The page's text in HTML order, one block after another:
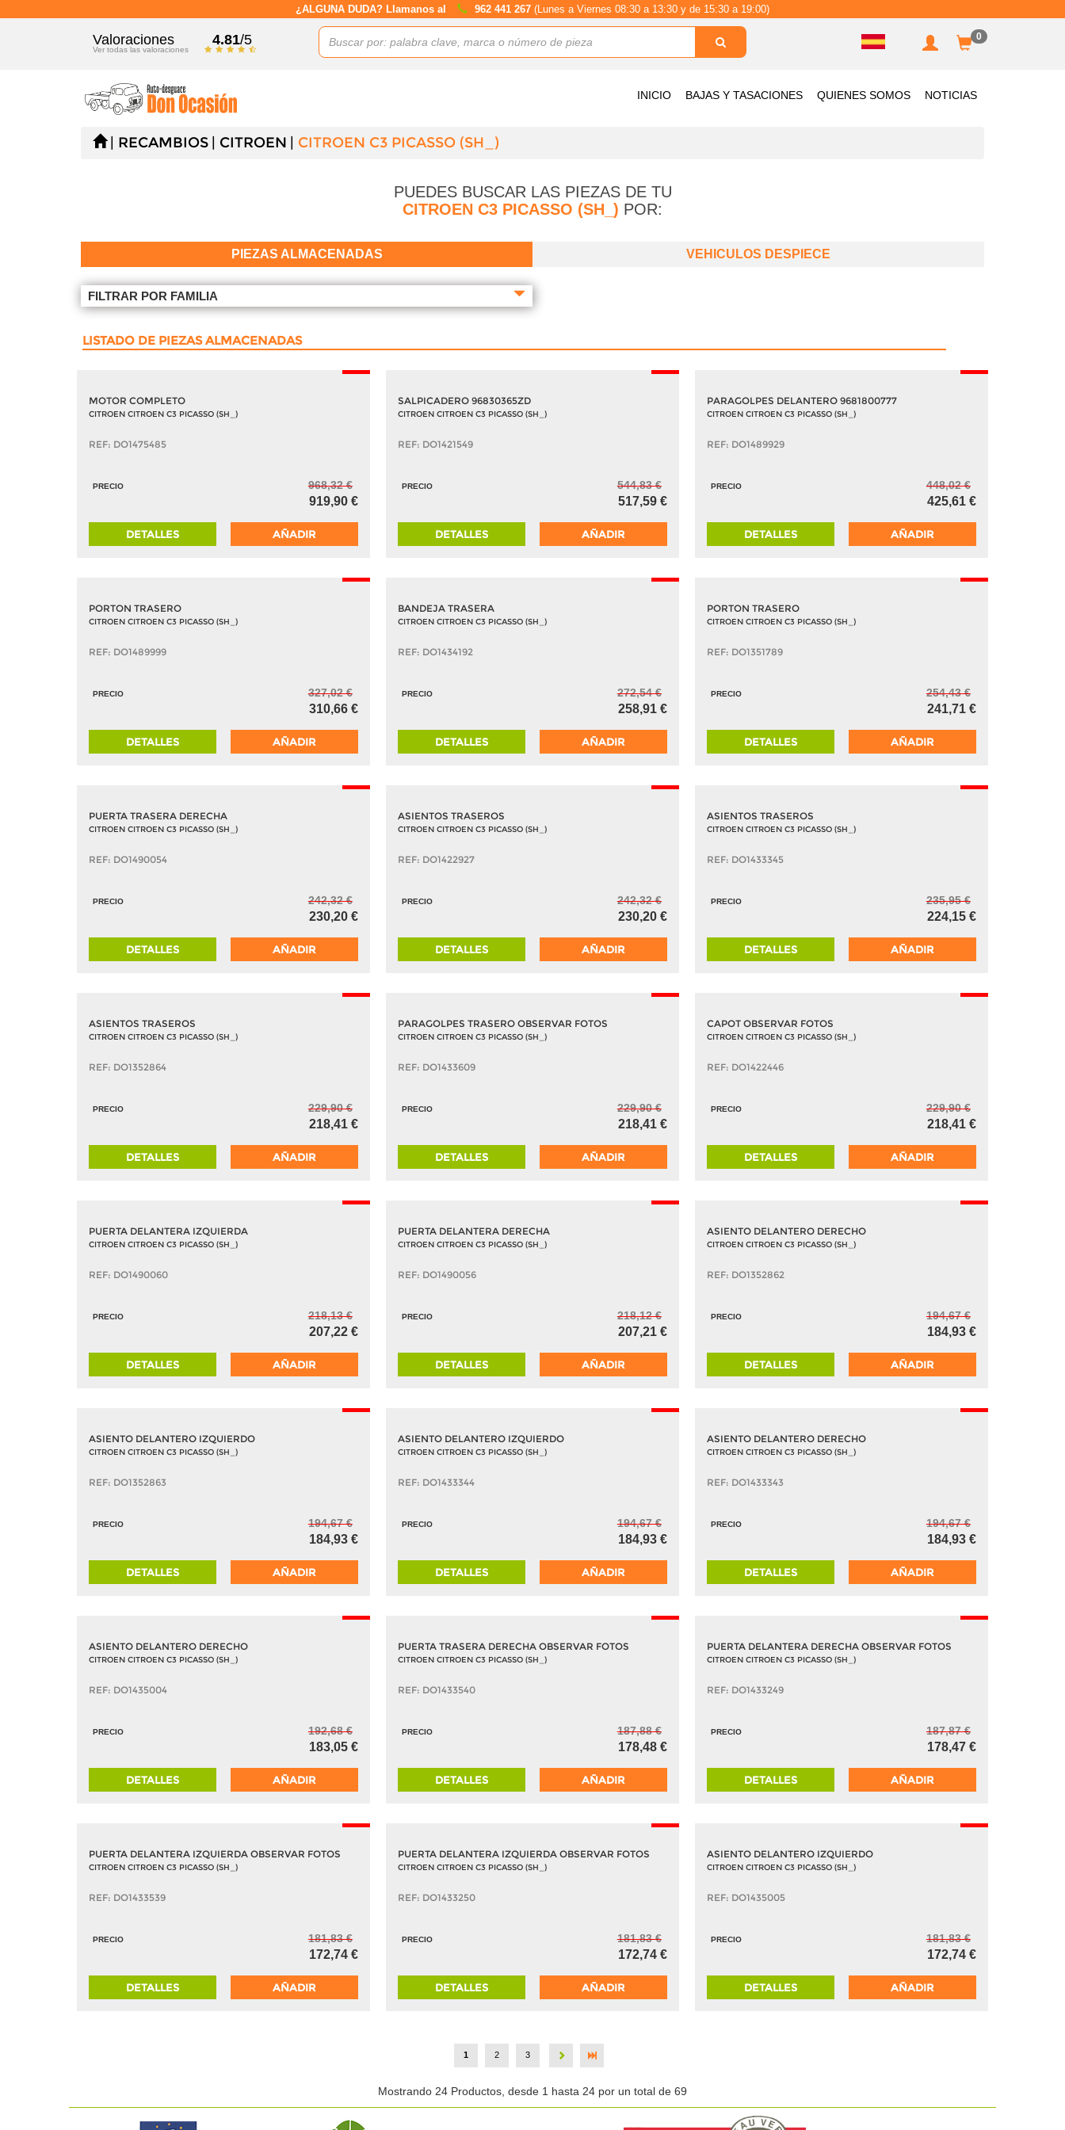
¿ALGUNA DUDA? Llamanos al 962 441 267 (Lunes a Viernes 08:30 a 13:30 y de 15:30 a 19:00)
Valoraciones
Ver todas las valoraciones
4.81/5 0
INICIO BAJAS Y TASACIONES QUIENES SOMOS NOTICIAS
RECAMBIOS CITROEN CITROEN C3 PICASSO (SH_)
PUEDES BUSCAR LAS PIEZAS DE TU
CITROEN C3 PICASSO (SH_) POR:
PIEZAS ALMACENADAS VEHICULOS DESPIECE
FILTRAR POR FAMILIA
LISTADO DE PIEZAS ALMACENADAS
MOTOR COMPLETO
CITROEN CITROEN C3 PICASSO (SH_)
REF: DO1475485
PRECIO 968,32 €
919,90 €
DETALLES AÑADIR
SALPICADERO 96830365ZD
CITROEN CITROEN C3 PICASSO (SH_)
REF: DO1421549
PRECIO 544,83 €
517,59 €
DETALLES AÑADIR
PARAGOLPES DELANTERO 9681800777
CITROEN CITROEN C3 PICASSO (SH_)
REF: DO1489929
PRECIO 448,02 €
425,61 €
DETALLES AÑADIR
PORTON TRASERO
CITROEN CITROEN C3 PICASSO (SH_)
REF: DO1489999
PRECIO 327,02 €
310,66 €
DETALLES AÑADIR
BANDEJA TRASERA
CITROEN CITROEN C3 PICASSO (SH_)
REF: DO1434192
PRECIO 272,54 €
258,91 €
DETALLES AÑADIR
PORTON TRASERO
CITROEN CITROEN C3 PICASSO (SH_)
REF: DO1351789
PRECIO 254,43 €
241,71 €
DETALLES AÑADIR
PUERTA TRASERA DERECHA
CITROEN CITROEN C3 PICASSO (SH_)
REF: DO1490054
PRECIO 242,32 €
230,20 €
DETALLES AÑADIR
ASIENTOS TRASEROS
CITROEN CITROEN C3 PICASSO (SH_)
REF: DO1422927
PRECIO 242,32 €
230,20 €
DETALLES AÑADIR
ASIENTOS TRASEROS
CITROEN CITROEN C3 PICASSO (SH_)
REF: DO1433345
PRECIO 235,95 €
224,15 €
DETALLES AÑADIR
ASIENTOS TRASEROS
CITROEN CITROEN C3 PICASSO (SH_)
REF: DO1352864
PRECIO 229,90 €
218,41 €
DETALLES AÑADIR
PARAGOLPES TRASERO OBSERVAR FOTOS
CITROEN CITROEN C3 PICASSO (SH_)
REF: DO1433609
PRECIO 229,90 €
218,41 €
DETALLES AÑADIR
CAPOT OBSERVAR FOTOS
CITROEN CITROEN C3 PICASSO (SH_)
REF: DO1422446
PRECIO 229,90 €
218,41 €
DETALLES AÑADIR
PUERTA DELANTERA IZQUIERDA
CITROEN CITROEN C3 PICASSO (SH_)
REF: DO1490060
PRECIO 218,13 €
207,22 €
DETALLES AÑADIR
PUERTA DELANTERA DERECHA
CITROEN CITROEN C3 PICASSO (SH_)
REF: DO1490056
PRECIO 218,12 €
207,21 €
DETALLES AÑADIR
ASIENTO DELANTERO DERECHO
CITROEN CITROEN C3 PICASSO (SH_)
REF: DO1352862
PRECIO 194,67 €
184,93 €
DETALLES AÑADIR
ASIENTO DELANTERO IZQUIERDO
CITROEN CITROEN C3 PICASSO (SH_)
REF: DO1352863
PRECIO 194,67 €
184,93 €
DETALLES AÑADIR
ASIENTO DELANTERO IZQUIERDO
CITROEN CITROEN C3 PICASSO (SH_)
REF: DO1433344
PRECIO 194,67 €
184,93 €
DETALLES AÑADIR
ASIENTO DELANTERO DERECHO
CITROEN CITROEN C3 PICASSO (SH_)
REF: DO1433343
PRECIO 194,67 €
184,93 €
DETALLES AÑADIR
ASIENTO DELANTERO DERECHO
CITROEN CITROEN C3 PICASSO (SH_)
REF: DO1435004
PRECIO 192,68 €
183,05 €
DETALLES AÑADIR
PUERTA TRASERA DERECHA OBSERVAR FOTOS
CITROEN CITROEN C3 PICASSO (SH_)
REF: DO1433540
PRECIO 187,88 €
178,48 €
DETALLES AÑADIR
PUERTA DELANTERA DERECHA OBSERVAR FOTOS
CITROEN CITROEN C3 PICASSO (SH_)
REF: DO1433249
PRECIO 187,87 €
178,47 €
DETALLES AÑADIR
PUERTA DELANTERA IZQUIERDA OBSERVAR FOTOS
CITROEN CITROEN C3 PICASSO (SH_)
REF: DO1433539
PRECIO 181,83 €
172,74 €
DETALLES AÑADIR
PUERTA DELANTERA IZQUIERDA OBSERVAR FOTOS
CITROEN CITROEN C3 PICASSO (SH_)
REF: DO1433250
PRECIO 181,83 €
172,74 €
DETALLES AÑADIR
ASIENTO DELANTERO IZQUIERDO
CITROEN CITROEN C3 PICASSO (SH_)
REF: DO1435005
PRECIO 181,83 €
172,74 €
DETALLES AÑADIR
1 2 3
Mostrando 24 Productos, desde 1 hasta 24 por un total de 69